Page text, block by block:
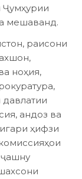
Ҷумҳурии
мешаванд.
раисони
ноҳия,
давлатии
андоз ва
ҳифзи